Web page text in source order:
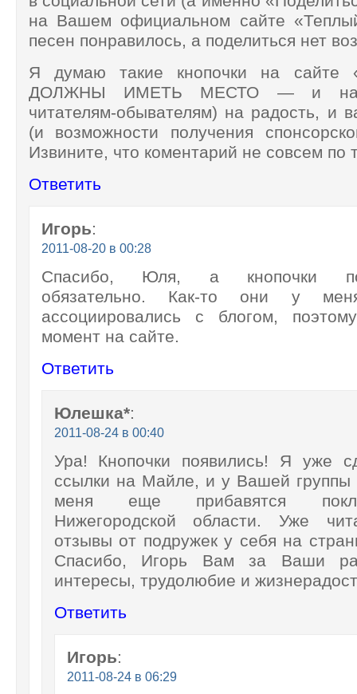
на Вашем официальном сайте
песен понравилось, а поделиться нет
Я думаю такие кнопочки на сайте
ДОЛЖНЫ ИМЕТЬ МЕСТО — и нам
читателям-обывателям) на радость, и
(и возможности получения
Извините, что коментарий не совсем по
Ответить
Игорь:
2011-08-20 в 00:28
Спасибо, Юля, а кнопочки
обязательно. Как-то они у
ассоциировались с блогом,
момент на сайте.
Ответить
Юлешка*:
2011-08-24 в 00:40
Ура! Кнопочки появились! Я уже
ссылки на Майле, и у Вашей группы
меня еще прибавятся
Нижегородской области. Уже
отзывы от подружек у себя на
Спасибо, Игорь Вам за Ваши
интересы, трудолюбие и
Ответить
Игорь:
2011-08-24 в 06:29